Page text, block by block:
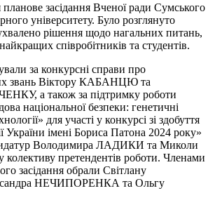
планове засідання Вченої ради Сумського
університету. Було розглянуто
рішення щодо нагальних питань,
співробітників та студентів.
за конкурсні справи про
звань Віктору КАБАНЦЮ та
а також за підтримку роботи
національної безпеки: генетичні
для участі у конкурсі зі здобуття
України імені Бориса Патона 2024 року»
Володимира ЛАДИКИ та Миколи
претендентів роботи. Членами
засідання обрали Світлану
НЕЧИПОРЕНКА та Ольгу